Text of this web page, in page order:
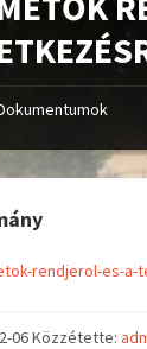
rendjerol-es-
06Közzétette: